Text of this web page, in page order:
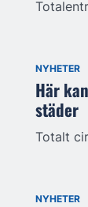
NYHETER
Här
städer
Totalt
NYHETER